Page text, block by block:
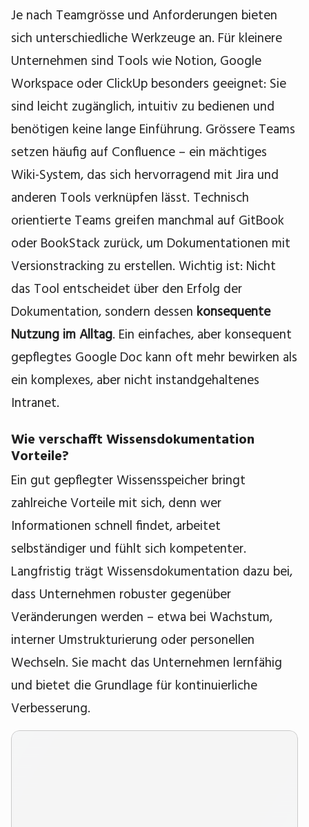
Je nach Teamgrösse und Anforderungen bieten
sich unterschiedliche Werkzeuge an. Für kleinere
Unternehmen sind Tools wie Notion, Google
Workspace oder ClickUp besonders geeignet: Sie
sind leicht zugänglich, intuitiv zu bedienen und
benötigen keine lange Einführung. Grössere Teams
setzen häufig auf Confluence – ein mächtiges
Wiki-System, das sich hervorragend mit Jira und
anderen Tools verknüpfen lässt. Technisch
orientierte Teams greifen manchmal auf GitBook
oder BookStack zurück, um Dokumentationen mit
Versionstracking zu erstellen. Wichtig ist: Nicht
das Tool entscheidet über den Erfolg der
Dokumentation, sondern dessen konsequente
Nutzung im Alltag. Ein einfaches, aber konsequent
gepflegtes Google Doc kann oft mehr bewirken als
ein komplexes, aber nicht instandgehaltenes
Intranet.
Wie verschafft Wissensdokumentation
Vorteile?
Ein gut gepflegter Wissensspeicher bringt
zahlreiche Vorteile mit sich, denn wer
Informationen schnell findet, arbeitet
selbständiger und fühlt sich kompetenter.
Langfristig trägt Wissensdokumentation dazu bei,
dass Unternehmen robuster gegenüber
Veränderungen werden – etwa bei Wachstum,
interner Umstrukturierung oder personellen
Wechseln. Sie macht das Unternehmen lernfähig
und bietet die Grundlage für kontinuierliche
Verbesserung.